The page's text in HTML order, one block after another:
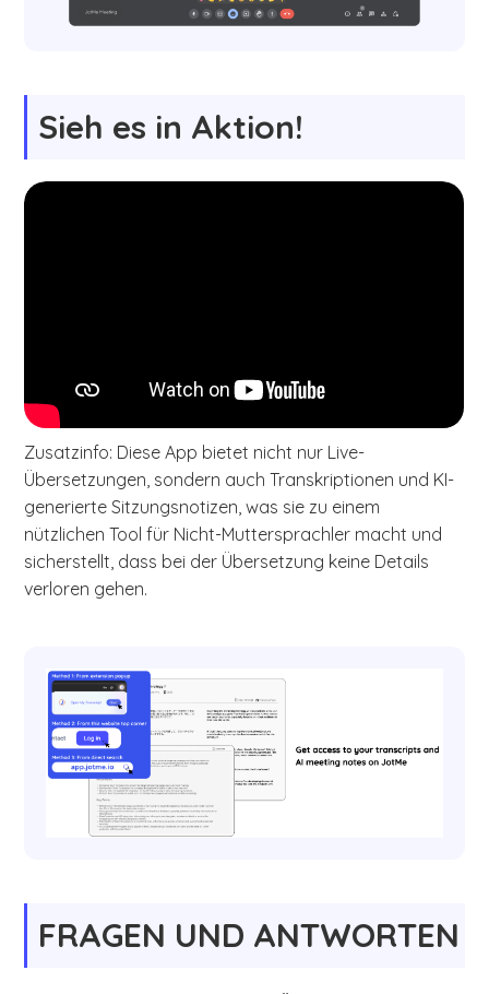
Sieh es in Aktion!
Zusatzinfo: Diese App bietet nicht nur Live-
Übersetzungen, sondern auch Transkriptionen und KI-
generierte Sitzungsnotizen, was sie zu einem
nützlichen Tool für Nicht-Muttersprachler macht und
sicherstellt, dass bei der Übersetzung keine Details
verloren gehen.
FRAGEN UND ANTWORTEN